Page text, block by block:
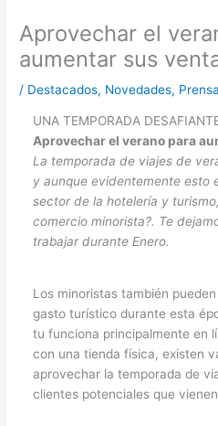
Aprovechar el
aumentar sus
/ Destacados, Novedades, Prensa
UNA TEMPORADA
Aprovechar el verano para
La temporada de viajes de
y aunque evidentemente esto
sector de la hotelería y
comercio minorista?. Te
trabajar durante Enero.
Los minoristas también
gasto turístico durante esta
tu funciona principalmente en
con una tienda física, existen
aprovechar la temporada de
clientes potenciales que